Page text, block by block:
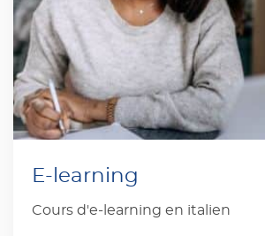
E-learning
Cours d'e-learning en italien